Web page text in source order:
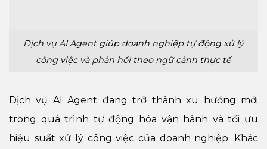
Dịch vụ AI Agent giúp doanh nghiệp tự động xử lý
công việc và phản hồi theo ngữ cảnh thực tế
Dịch vụ AI Agent đang trở thành xu hướng mới
trong quá trình tự động hóa vận hành và tối ưu
hiệu suất xử lý công việc của doanh nghiệp. Khác